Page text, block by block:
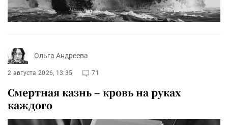
Ольга Андреева
2 августа 2026, 13:35 71
Смертная казнь – кровь на руках
каждого